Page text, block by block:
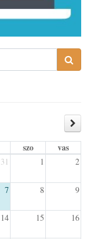
szo vas
31 1 2
7 8 9
14 15 16